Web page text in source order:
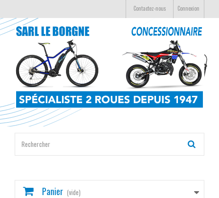
Connexion
Contactez-nous
Panier (vide)